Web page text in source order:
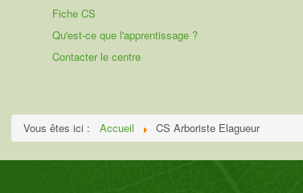
Fiche CS
Qu'est-ce que l'apprentissage ?
Contacter le centre
Vous êtes ici : Accueil CS Arboriste Elagueur